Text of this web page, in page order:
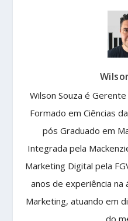
Wilson Souza é
Formado em Ciências
pós Graduado em
Integrada pela
Marketing Digital pela
anos de experiência na
Marketing, atuando em
do